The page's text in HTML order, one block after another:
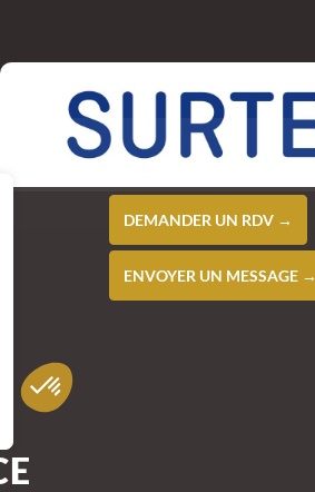
DEMANDER UN RDV →
ENVOYER UN MESSAGE →